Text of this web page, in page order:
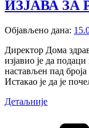
ИЗЈАВА ЗА
Објављено дана:
Директор Дома
изјавио је да
настављен пад
Истакао је да је
Детаљније